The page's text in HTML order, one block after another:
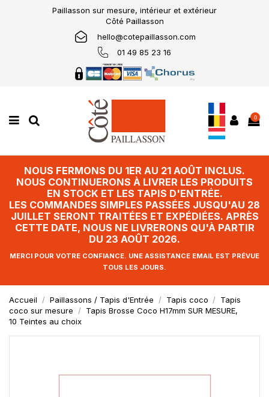
Paillasson sur mesure, intérieur et extérieur
Côté Paillasson
hello@cotepaillasson.com
01 49 85 23 16
0
NOUS FERMONS DU 1ER AU 21 AOÛT INCLUS.
NOUS CONTINUERONS À LIVRER LES PRODUITS
EN STOCK ET LES TAPIS D'ENTRÉE.
LES COMMANDES SIMPLES PASSÉES JUSQU'AU 28
JUILLET SERONT TRAITÉES ET EXPÉDIÉES. APRÈS
CETTE DATE, NOUS NE LIVRERONS QU'À PARTIR
DU 23 AOÛT 2026.
MERCI POUR VOTRE CONFIANCE. UNE ASSISTANCE EMAIL EST PRÉVUE
TOUS LES JOURS.
Accueil Paillassons / Tapis d'Entrée Tapis coco
Tapis
coco sur mesure
Tapis Brosse Coco H17mm SUR MESURE,
10 Teintes au choix